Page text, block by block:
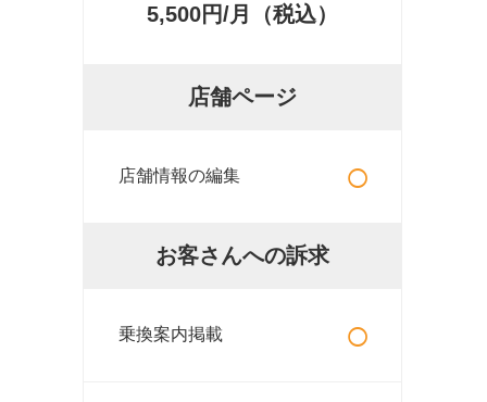
5,500円/月（税込）
店舗ページ
店舗情報の編集 ○
お客さんへの訴求
乗換案内掲載 ○